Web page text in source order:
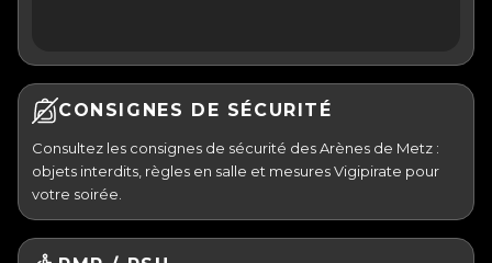
CONSIGNES DE SÉCURITÉ
Consultez les consignes de sécurité des Arènes de Metz :
objets interdits, règles en salle et mesures Vigipirate pour
votre soirée.